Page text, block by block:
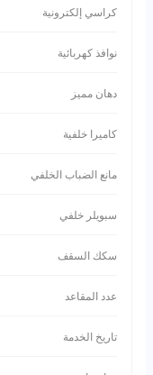
كراسي إلكترونية
نوافذ كهربائية
دهان مميز
كاميرا خلفية
مانع الضباب الخلفي
سبويلر خلفي
سكك السقف
عدد المقاعد
تاريخ الخدمة